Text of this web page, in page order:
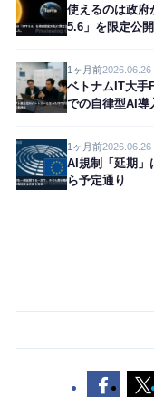
使えるのは政
5.6」を限定公開
1ヶ月前2026.06.26
ベトナムIT大手
での自律型AI導
1ヶ月前2026.06.26
AI規制「延期
ら予定通り